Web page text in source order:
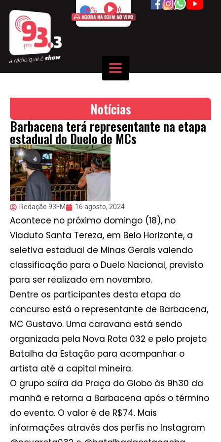
50%
Notícias
Barbacena terá representante na etapa
estadual do Duelo de MCs
Redação 93FM 16 agosto, 2024
Acontece no próximo domingo (18), no
Viaduto Santa Tereza, em Belo Horizonte, a
seletiva estadual de Minas Gerais valendo
classificação para o Duelo Nacional, previsto
para ser realizado em novembro.
Dentre os participantes desta etapa do
concurso está o representante de Barbacena,
MC Gustavo. Uma caravana está sendo
organizada pela Nova Rota 032 e pelo projeto
Batalha da Estação para acompanhar o
artista até a capital mineira.
O grupo saíra da Praça do Globo às 9h30 da
manhã e retorna a Barbacena após o término
do evento. O valor é de R$74. Mais
informações através dos perfis no Instagram